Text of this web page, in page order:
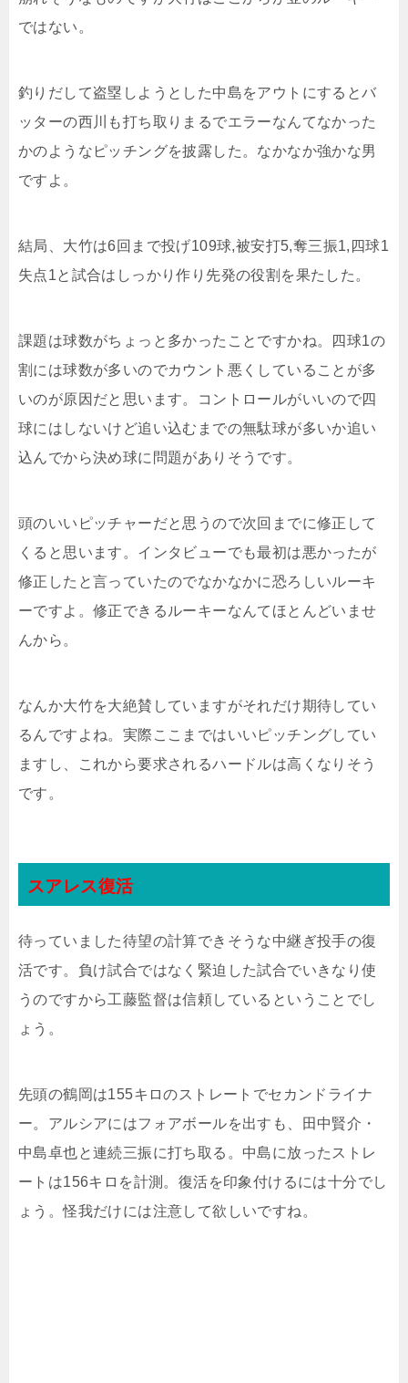
ではない。
釣りだして盗塁しようとした中島をアウトにするとバ
ッターの西川も打ち取りまるでエラーなんてなかった
かのようなピッチングを披露した。なかなか強かな男
ですよ。
結局、大竹は6回まで投げ109球,被安打5,奪三振1,四球1
失点1と試合はしっかり作り先発の役割を果たした。
課題は球数がちょっと多かったことですかね。四球1の
割には球数が多いのでカウント悪くしていることが多
いのが原因だと思います。コントロールがいいので四
球にはしないけど追い込むまでの無駄球が多いか追い
込んでから決め球に問題がありそうです。
頭のいいピッチャーだと思うので次回までに修正して
くると思います。インタビューでも最初は悪かったが
修正したと言っていたのでなかなかに恐ろしいルーキ
ーですよ。修正できるルーキーなんてほとんどいませ
んから。
なんか大竹を大絶賛していますがそれだけ期待してい
るんですよね。実際ここまではいいピッチングしてい
ますし、これから要求されるハードルは高くなりそう
です。
スアレス復活
待っていました待望の計算できそうな中継ぎ投手の復
活です。負け試合ではなく緊迫した試合でいきなり使
うのですから工藤監督は信頼しているということでし
ょう。
先頭の鶴岡は155キロのストレートでセカンドライナ
ー。アルシアにはフォアボールを出すも、田中賢介・
中島卓也と連続三振に打ち取る。中島に放ったストレ
ートは156キロを計測。復活を印象付けるには十分でし
ょう。怪我だけには注意して欲しいですね。